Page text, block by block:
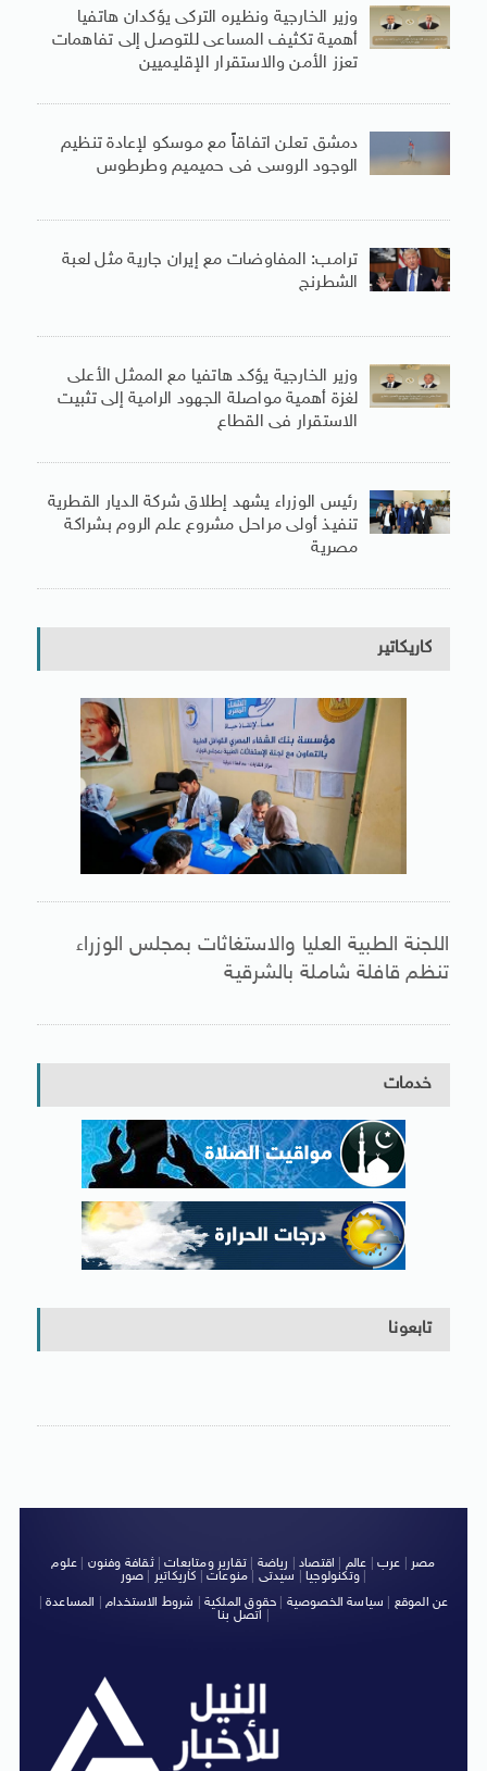
وزير الخارجية ونظيره التركى يؤكدان هاتفيا
أهمية تكثيف المساعى للتوصل إلى تفاهمات
تعزز الأمن والاستقرار الإقليميين
دمشق تعلن اتفاقاً مع موسكو لإعادة تنظيم
الوجود الروسى فى حميميم وطرطوس
ترامب: المفاوضات مع إيران جارية مثل لعبة
الشطرنج
وزير الخارجية يؤكد هاتفيا مع الممثل الأعلى
لغزة أهمية مواصلة الجهود الرامية إلى تثبيت
الاستقرار فى القطاع
رئيس الوزراء يشهد إطلاق شركة الديار القطرية
تنفيذ أولى مراحل مشروع علم الروم بشراكة
مصرية
كاريكاتير
اللجنة الطبية العليا والاستغاثات بمجلس الوزراء
تنظم قافلة شاملة بالشرقية
خدمات
تابعونا
مصر عرب عالم اقتصاد رياضة |تقارير ومتابعات|ثقافة وفنون
علوم
وتكنولوجيا| سيدتى منوعات كاريكاتير صور
|
عن الموقع
سياسة الخصوصية حقوق الملكية شروط الاستخدام| المساعدة|
اتصل بنا